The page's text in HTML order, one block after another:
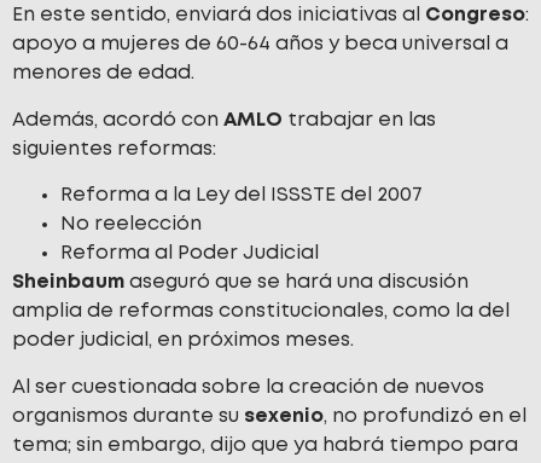
En este sentido, enviará dos iniciativas al Congreso:
apoyo a mujeres de 60-64 años y beca universal a
menores de edad.
Además, acordó con AMLO trabajar en las
siguientes reformas:
Reforma a la Ley del ISSSTE del 2007
No reelección
Reforma al Poder Judicial
Sheinbaum aseguró que se hará una discusión
amplia de reformas constitucionales, como la del
poder judicial, en próximos meses.
Al ser cuestionada sobre la creación de nuevos
organismos durante su sexenio, no profundizó en el
tema; sin embargo, dijo que ya habrá tiempo para